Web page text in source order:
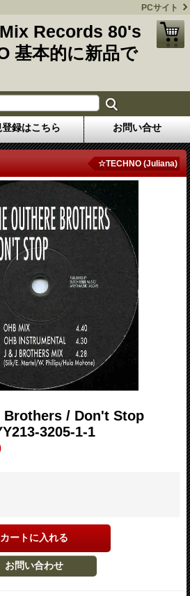
PCサイト
Records 80's
基本的に新品で
録はこちら お問い合せ
☆TECHNO (Juliana)
Brothers / Don't Stop
3205-1-1